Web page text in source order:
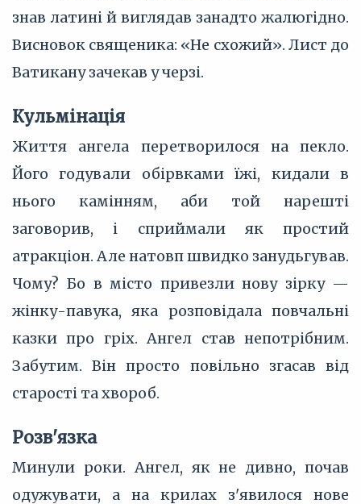
знав латині й виглядав занадто жалюгідно.
Висновок священика: «Не схожий». Лист до
Ватикану зачекав у черзі.
Кульмінація
Життя ангела перетворилося на пекло.
Його годували обірвками їжі, кидали в
нього камінням, аби той нарешті
заговорив, і сприймали як простий
атракціон. Але натовп швидко занудьгував.
Чому? Бо в місто привезли нову зірку —
жінку-павука, яка розповідала повчальні
казки про гріх. Ангел став непотрібним.
Забутим. Він просто повільно згасав від
старості та хвороб.
Розв'язка
Минули роки. Ангел, як не дивно, почав
одужувати, а на крилах з'явилося нове